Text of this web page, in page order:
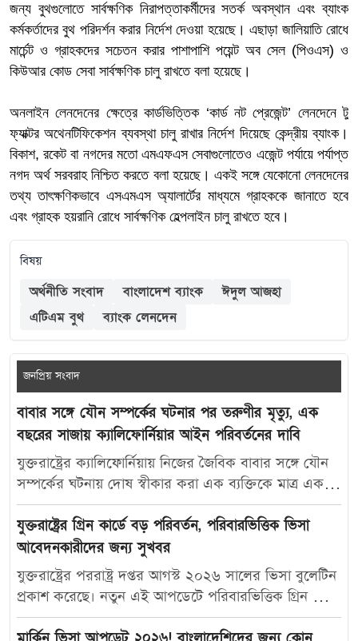
জন্য বুথগুলোতে সার্বক্ষণিক নিরাপত্তাকর্মীদের সতর্ক অবস্থান এবং ব্যাংক
কর্মকর্তাদের বুথ পরিদর্শন করার নির্দেশ দেওয়া হয়েছে। এছাড়া জালিয়াতি রোধে
মার্চেন্ট ও গ্রাহকদের সচেতন করার পাশাপাশি পয়েন্ট অব সেল (পিওএস) ও
কিউআর কোড সেবা সার্বক্ষণিক চালু রাখতে বলা হয়েছে।
অনলাইন লেনদেনের ক্ষেত্রে কার্ডভিত্তিক ‘কার্ড নট প্রেজেন্ট’ লেনদেনে টু
ফ্যাক্টর অথেনটিফিকেশন ব্যবস্থা চালু রাখার নির্দেশ দিয়েছে কেন্দ্রীয় ব্যাংক।
বিকাশ, রকেট বা নগদের মতো এমএফএস সেবাগুলোতেও এজেন্ট পর্যায়ে পর্যাপ্ত
নগদ অর্থ সরবরাহ নিশ্চিত করতে বলা হয়েছে। একই সঙ্গে যেকোনো লেনদেনের
তথ্য তাৎক্ষণিকভাবে এসএমএস অ্যালার্টের মাধ্যমে গ্রাহককে জানাতে হবে
এবং গ্রাহক হয়রানি রোধে সার্বক্ষণিক হেল্পলাইন চালু রাখতে হবে।
বিষয়
অর্থনীতি সংবাদ বাংলাদেশ ব্যাংক
ঈদুল আজহা
এটিএম বুথ
ব্যাংক লেনদেন
জনপ্রিয় সংবাদ
বাবার সঙ্গে যৌন সম্পর্কের ঘটনার পর তরুণীর মৃত্যু, এক
বছরের সাজায় ক্যালিফোর্নিয়ার আইন পরিবর্তনের দাবি
যুক্তরাষ্ট্রের ক্যালিফোর্নিয়ায় নিজের জৈবিক বাবার সঙ্গে যৌন
সম্পর্কের ঘটনায় দোষ স্বীকার করা এক ব্যক্তিকে মাত্র এক
বছরের কারাদণ্ড দেওয়ায় নতুন করে বিতর্ক তৈরি হয়েছে।
আদালতের এই রায়ে অসন্তোষ প্রকাশ করে ভুক্তভোগী
তরুণীর মা ক্যালিফোর্নিয়ার যৌন অপরাধ-সংক্রান্ত আইন
আরও কঠোর করার দাবি জানিয়েছেন। মার্কিন সংবাদমাধ্যম
দ্য ক্যালিফোর্নিয়া পোস্ট-কে দেওয়া সাক্ষাৎকারে ক্যারোলিনা
স্যান্ডোভাল বলেন, তার মেয়ে মাকাইলা রেনে সেটলসের নামে
নতুন আইন প্রণয়ন করা উচিত, যাতে ভবিষ্যতে এ ধরনের
যুক্তরাষ্ট্রের গ্রিন কার্ডে বড় পরিবর্তন, পরিবারভিত্তিক ভিসা
আবেদনকারীদের জন্য সুখবর
যুক্তরাষ্ট্রের পররাষ্ট্র দপ্তর আগস্ট ২০২৬ সালের ভিসা বুলেটিন
প্রকাশ করেছে। নতুন এই আপডেটে পরিবারভিত্তিক গ্রিন কার্ড
আবেদনকারীদের জন্য বেশ কিছু গুরুত্বপূর্ণ অগ্রগতি দেখা